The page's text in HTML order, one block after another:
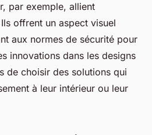
par exemple, allient
offrent un aspect visuel
aux normes de sécurité pour
innovations dans les designs
de choisir des solutions qui
à leur intérieur ou leur